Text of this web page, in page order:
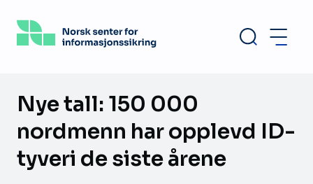
hovedinnhold
Nye tall: 150 000
nordmenn har opplevd ID-
tyveri de siste årene